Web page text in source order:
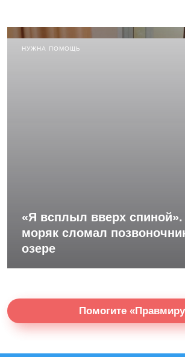
НУЖНА ПОМОЩЬ
«Я всплыл вверх
моряк сломал
озере
Помогите